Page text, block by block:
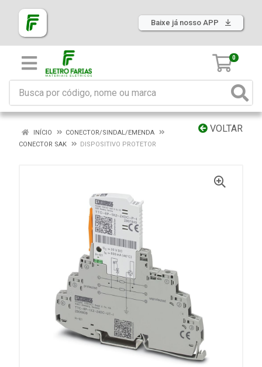
Baixe já nosso APP
0
VOLTAR
INÍCIO
CONECTOR/SINDAL/EMENDA
CONECTOR SAK
DISPOSITIVO PROTETOR